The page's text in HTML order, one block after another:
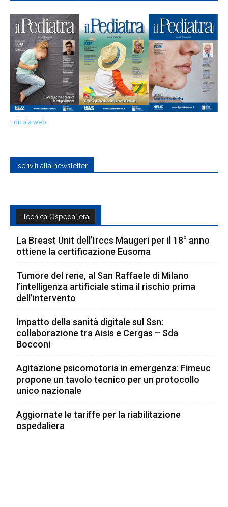
Edicola web
Iscriviti alla newsletter
Tecnica Ospedaliera
La Breast Unit dell’Irccs Maugeri per il 18° anno
ottiene la certificazione Eusoma
Tumore del rene, al San Raffaele di Milano
l’intelligenza artificiale stima il rischio prima
dell’intervento
Impatto della sanità digitale sul Ssn:
collaborazione tra Aisis e Cergas – Sda
Bocconi
Agitazione psicomotoria in emergenza: Fimeuc
propone un tavolo tecnico per un protocollo
unico nazionale
Aggiornate le tariffe per la riabilitazione
ospedaliera